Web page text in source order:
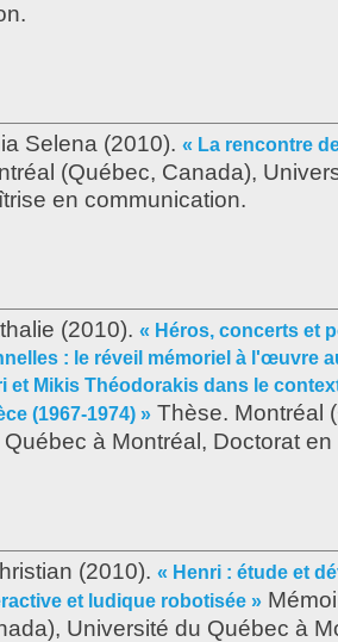
Selena (2010). « La rencontre
(Québec, Canada),
en communication.
(2010). « Héros, concerts et
: le réveil mémoriel à l'œuvre
et Mikis Théodorakis dans le
(1967-1974) » Thèse. Montréal
à Montréal, Doctorat
(2010). « Henri : étude et
et ludique robotisée »
Université du Québec à